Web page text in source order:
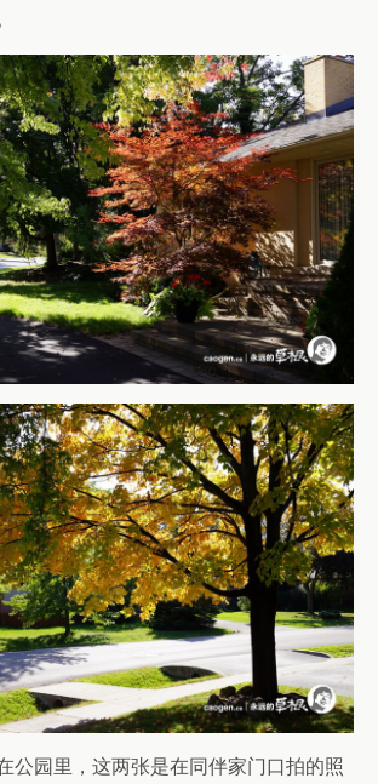
公园里，这两张是在同伴家门口拍的照